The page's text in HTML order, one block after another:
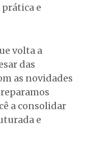
e
volta a
das
as novidades
a consolidar
e